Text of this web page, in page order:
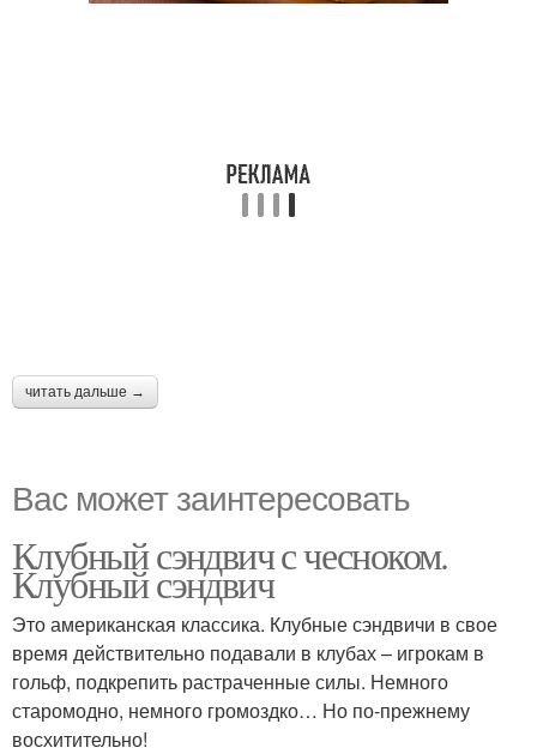
читать дальше →
Вас может заинтересовать
Клубный сэндвич с чесноком.
Клубный сэндвич
Это американская классика. Клубные сэндвичи в свое
время действительно подавали в клубах – игрокам в
гольф, подкрепить растраченные силы. Немного
старомодно, немного громоздко… Но по-прежнему
восхитительно!